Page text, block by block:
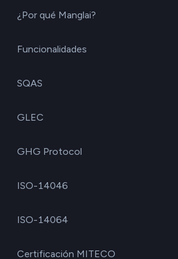
¿Por qué Manglai?
Funcionalidades
SQAS
GLEC
GHG Protocol
ISO-14046
ISO-14064
Certificación MITECO